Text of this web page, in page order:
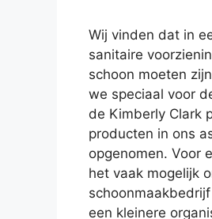
Wij vinden dat in
sanitaire
schoon moeten
we speciaal voor
de Kimberly Clark
producten in ons
opgenomen. Voor
het vaak mogelijk
een kleinere